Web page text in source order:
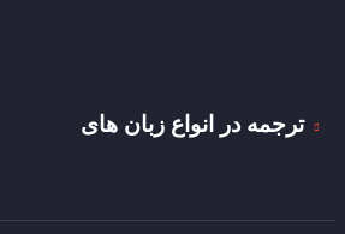
ترجمه در انواع زبان های